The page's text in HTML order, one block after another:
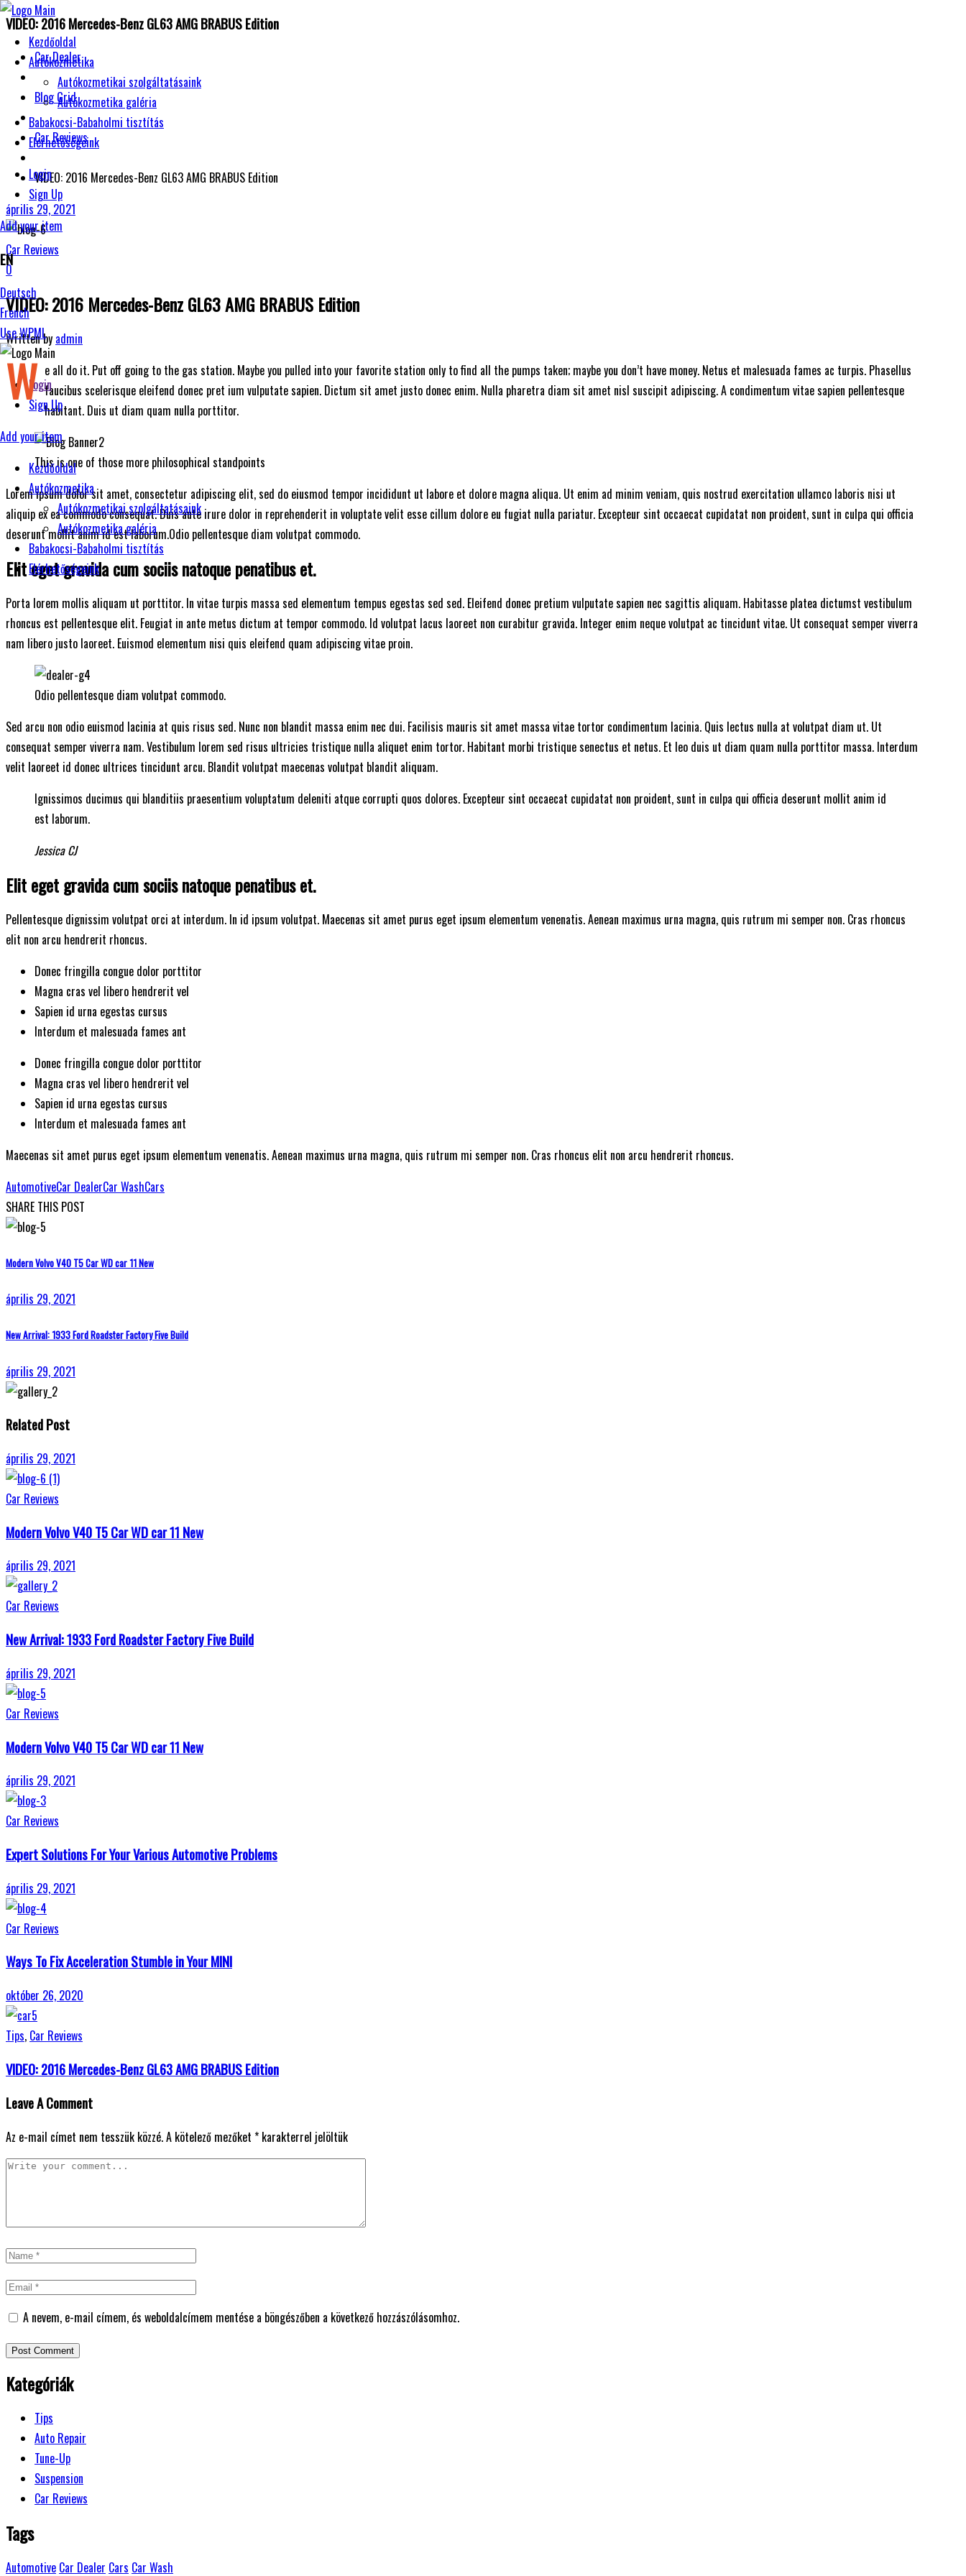
Kezdőoldal
Autókozmetika
Autókozmetikai szolgáltatásaink
Autókozmetika galéria
Babakocsi-Babaholmi tisztítás
Elérhetőségeink
Login
Sign Up
Add your item
EN
Deutsch
French
Use WPML
Login
Sign Up
Add your item
Kezdőoldal
Autókozmetika
Autókozmetikai szolgáltatásaink
Autókozmetika galéria
Babakocsi-Babaholmi tisztítás
Elérhetőségeink
VIDEO: 2016 Mercedes-Benz GL63 AMG BRABUS Edition
Car Dealer
Blog Grid
Car Reviews
VIDEO: 2016 Mercedes-Benz GL63 AMG BRABUS Edition
április 29, 2021
Car Reviews
0
VIDEO: 2016 Mercedes-Benz GL63 AMG BRABUS Edition
Written by admin
W e all do it. Put off going to the gas station. Maybe you pulled into your favorite station only to find all the pumps taken; maybe you don’t have money. Netus et malesuada fames ac turpis. Phasellus
faucibus scelerisque eleifend donec pret ium vulputate sapien. Dictum sit amet justo donec enim. Nulla pharetra diam sit amet nisl suscipit adipiscing. A condimentum vitae sapien pellentesque
habitant. Duis ut diam quam nulla porttitor.
This is one of those more philosophical standpoints
Lorem ipsum dolor sit amet, consectetur adipiscing elit, sed do eiusmod tempor incididunt ut labore et dolore magna aliqua. Ut enim ad minim veniam, quis nostrud exercitation ullamco laboris nisi ut
aliquip ex ea commodo consequat. Duis aute irure dolor in reprehenderit in voluptate velit esse cillum dolore eu fugiat nulla pariatur. Excepteur sint occaecat cupidatat non proident, sunt in culpa qui officia
deserunt mollit anim id est laborum.Odio pellentesque diam volutpat commodo.
Elit eget gravida cum sociis natoque penatibus et.
Porta lorem mollis aliquam ut porttitor. In vitae turpis massa sed elementum tempus egestas sed sed. Eleifend donec pretium vulputate sapien nec sagittis aliquam. Habitasse platea dictumst vestibulum
rhoncus est pellentesque elit. Feugiat in ante metus dictum at tempor commodo. Id volutpat lacus laoreet non curabitur gravida. Integer enim neque volutpat ac tincidunt vitae. Ut consequat semper viverra
nam libero justo laoreet. Euismod elementum nisi quis eleifend quam adipiscing vitae proin.
Odio pellentesque diam volutpat commodo.
Sed arcu non odio euismod lacinia at quis risus sed. Nunc non blandit massa enim nec dui. Facilisis mauris sit amet massa vitae tortor condimentum lacinia. Quis lectus nulla at volutpat diam ut. Ut
consequat semper viverra nam. Vestibulum lorem sed risus ultricies tristique nulla aliquet enim tortor. Habitant morbi tristique senectus et netus. Et leo duis ut diam quam nulla porttitor massa. Interdum
velit laoreet id donec ultrices tincidunt arcu. Blandit volutpat maecenas volutpat blandit aliquam.
Ignissimos ducimus qui blanditiis praesentium voluptatum deleniti atque corrupti quos dolores. Excepteur sint occaecat cupidatat non proident, sunt in culpa qui officia deserunt mollit anim id
est laborum.
Jessica CJ
Elit eget gravida cum sociis natoque penatibus et.
Pellentesque dignissim volutpat orci at interdum. In id ipsum volutpat. Maecenas sit amet purus eget ipsum elementum venenatis. Aenean maximus urna magna, quis rutrum mi semper non. Cras rhoncus
elit non arcu hendrerit rhoncus.
Donec fringilla congue dolor porttitor
Magna cras vel libero hendrerit vel
Sapien id urna egestas cursus
Interdum et malesuada fames ant
Donec fringilla congue dolor porttitor
Magna cras vel libero hendrerit vel
Sapien id urna egestas cursus
Interdum et malesuada fames ant
Maecenas sit amet purus eget ipsum elementum venenatis. Aenean maximus urna magna, quis rutrum mi semper non. Cras rhoncus elit non arcu hendrerit rhoncus.
AutomotiveCar DealerCar WashCars
SHARE THIS POST
Modern Volvo V40 T5 Car WD car 11 New
április 29, 2021
New Arrival: 1933 Ford Roadster Factory Five Build
április 29, 2021
Related Post
április 29, 2021
Car Reviews
Modern Volvo V40 T5 Car WD car 11 New
április 29, 2021
Car Reviews
New Arrival: 1933 Ford Roadster Factory Five Build
április 29, 2021
Car Reviews
Modern Volvo V40 T5 Car WD car 11 New
április 29, 2021
Car Reviews
Expert Solutions For Your Various Automotive Problems
április 29, 2021
Car Reviews
Ways To Fix Acceleration Stumble in Your MINI
október 26, 2020
Tips, Car Reviews
VIDEO: 2016 Mercedes-Benz GL63 AMG BRABUS Edition
Leave A Comment
Az e-mail címet nem tesszük közzé.A kötelező mezőket * karakterrel jelöltük
A nevem, e-mail címem, és weboldalcímem mentése a böngészőben a következő hozzászólásomhoz.
Kategóriák
Tips
Auto Repair
Tune-Up
Suspension
Car Reviews
Tags
Automotive Car Dealer Cars Car Wash